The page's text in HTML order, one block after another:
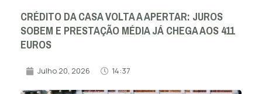
CRÉDITO DA CASA VOLTA A APERTAR: JUROS
SOBEM E PRESTAÇÃO MÉDIA JÁ CHEGA AOS 411
EUROS
Julho 20, 2026 14:37